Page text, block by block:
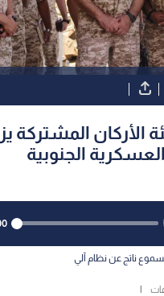
الأركان المشتركة
الجنوبية
ناتج عن نظام آلي
|